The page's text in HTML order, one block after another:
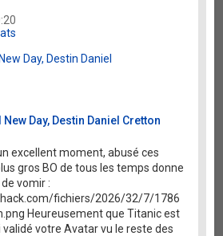
Day, Destin Daniel
Day, Destin Daniel Cretton
excellent moment, abusé ces
gros BO de tous les temps donne
vomir :
fichiers/2026/32/7/1786
Heureusement que Titanic est
votre Avatar vu le reste des